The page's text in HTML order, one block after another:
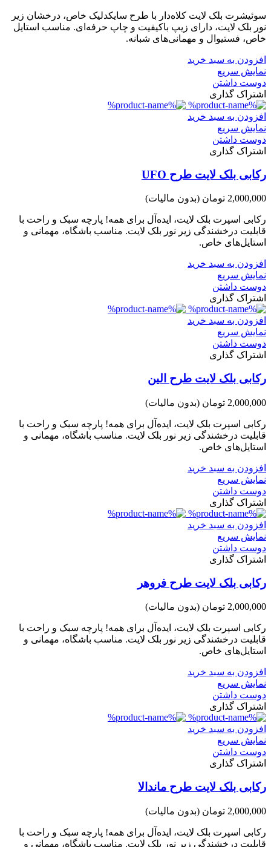
سوئیشرت بلک لایت کلاه‌دار با طرح سایکدلیک خاص، درخشان زیر
نور بلک لایت، دارای زیپ باکیفیت و چاپ حرفه‌ای. مناسب استایل
خاص، فستیوال و مهمانی‌های شبانه.
افزودن به سبد خرید
نمایش سریع
دوست داشتن
اشتراک گذاری
افزودن به سبد خرید
نمایش سریع
دوست داشتن
اشتراک گذاری
رکابی بلک لایت طرح UFO
2,000,000 تومان (بدون مالیات)
رکابی اسپرت بلک لایت، ایده‌آل برای همه! پارچه سبک و راحت با
قابلیت درخشندگی زیر نور بلک لایت. مناسب باشگاه، مهمانی و
استایل‌های خاص.
افزودن به سبد خرید
نمایش سریع
دوست داشتن
اشتراک گذاری
افزودن به سبد خرید
نمایش سریع
دوست داشتن
اشتراک گذاری
رکابی بلک لایت طرح الین
2,000,000 تومان (بدون مالیات)
رکابی اسپرت بلک لایت، ایده‌آل برای همه! پارچه سبک و راحت با
قابلیت درخشندگی زیر نور بلک لایت. مناسب باشگاه، مهمانی و
استایل‌های خاص.
افزودن به سبد خرید
نمایش سریع
دوست داشتن
اشتراک گذاری
افزودن به سبد خرید
نمایش سریع
دوست داشتن
اشتراک گذاری
رکابی بلک لایت طرح فروهر
2,000,000 تومان (بدون مالیات)
رکابی اسپرت بلک لایت، ایده‌آل برای همه! پارچه سبک و راحت با
قابلیت درخشندگی زیر نور بلک لایت. مناسب باشگاه، مهمانی و
استایل‌های خاص.
افزودن به سبد خرید
نمایش سریع
دوست داشتن
اشتراک گذاری
افزودن به سبد خرید
نمایش سریع
دوست داشتن
اشتراک گذاری
رکابی بلک لایت طرح ماندالا
2,000,000 تومان (بدون مالیات)
رکابی اسپرت بلک لایت، ایده‌آل برای همه! پارچه سبک و راحت با
قابلیت درخشندگی زیر نور بلک لایت. مناسب باشگاه، مهمانی و